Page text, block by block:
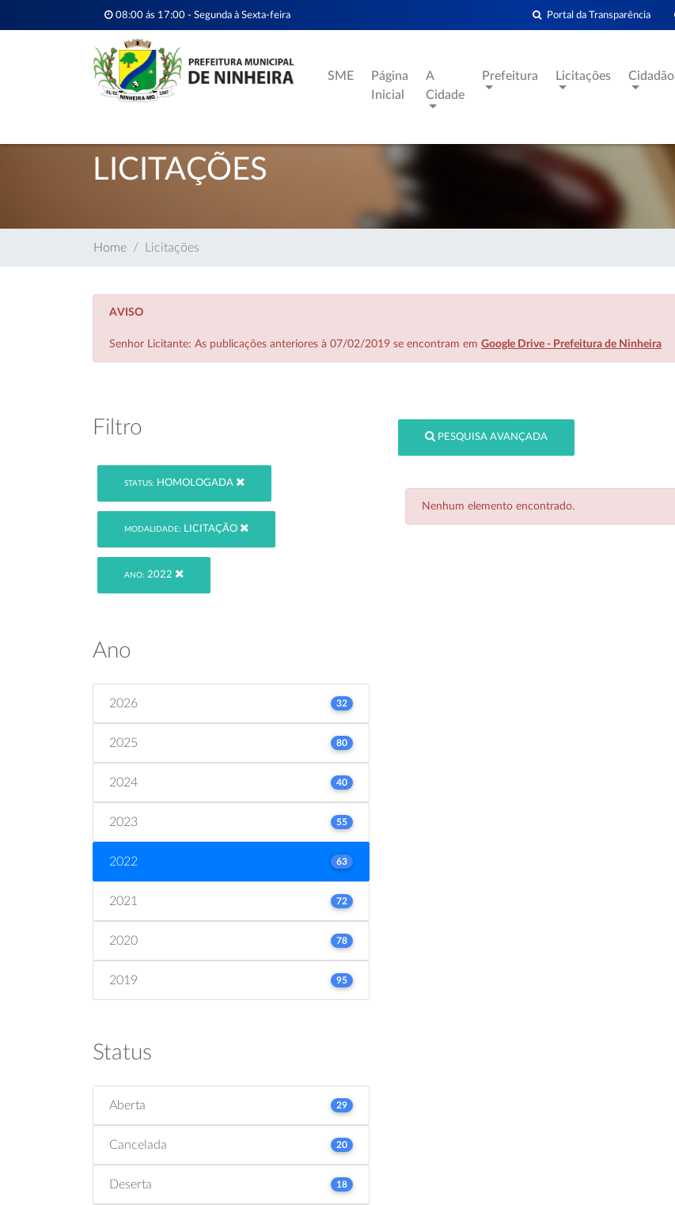
08:00 ás 17:00 - Segunda à Sexta-feira Portal da Transparência
SME
Página
Inicial
A
Cidade
Prefeitura Licitações Cidadão
LICITAÇÕES
Home Licitações
AVISO
Senhor Licitante: As publicações anteriores à 07/02/2019 se encontram em Google Drive - Prefeitura de Ninheira
Filtro
STATUS: HOMOLOGADA
MODALIDADE: LICITAÇÃO
ANO: 2022
Ano
2026 32
2025 80
2024 40
2023 55
2022 63
2021 72
2020 78
2019 95
Status
Aberta 29
Cancelada 20
Deserta 18
PESQUISA AVANÇADA
Nenhum elemento encontrado.